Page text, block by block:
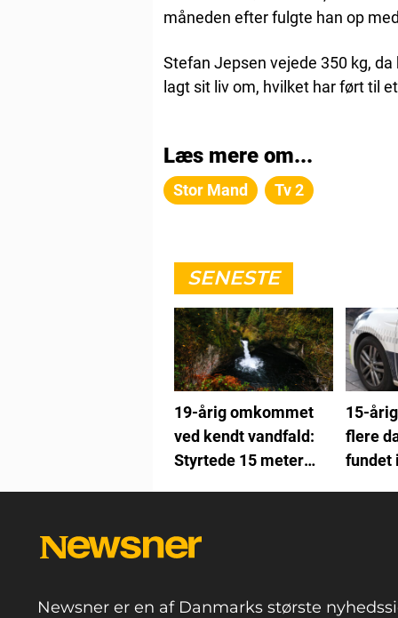
måneden efter fulgte han op
Stefan Jepsen vejede 350 kg,
lagt sit liv om, hvilket har ført til
Læs mere om...
Stor Mand Tv 2
SENESTE
19-årig omkommet
ved kendt vandfald:
Styrtede 15 meter
15-
flere
fundet
Newsner er en af Danmarks største